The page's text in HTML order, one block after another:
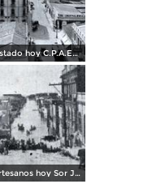
Calle Estado hoy C.P.A.Emilio Carranza
calle Artesanos hoy Sor Juana Ines de la Cruz durante la inundacion en 1955